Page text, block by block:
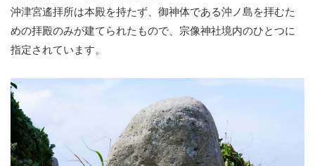
沖津宮遙拝所は本殿を持たず、御神体である沖ノ島を拝むた
めの拝殿のみが建てられたもので、宗像神社境内のひとつに
指定されています。